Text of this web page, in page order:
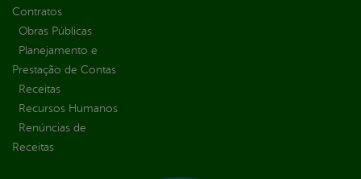
Contratos
Obras Públicas
Planejamento e
Prestação de Contas
Receitas
Recursos Humanos
Renúncias de
Receitas